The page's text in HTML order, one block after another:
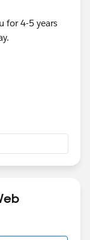
for 4-5 years